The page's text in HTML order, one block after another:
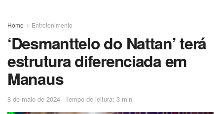
Home Entretenimento
‘Desmanttelo do Nattan’ terá
estrutura diferenciada em
Manaus
8 de maio de 2024 Tempo de leitura: 3 min